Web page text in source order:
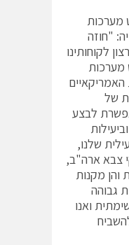
מערכות
"חוזה
לקוחותינו
מערכות
של
לבצע
שלנו,
צבא ארה"ב,
והן מקנות
גבוהה
ואנו